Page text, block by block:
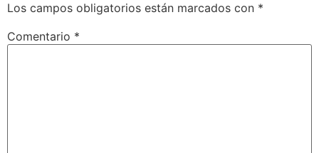
Los campos obligatorios están marcados con *
Comentario *